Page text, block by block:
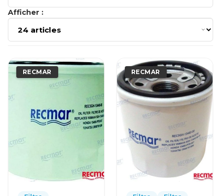
Afficher :
RECMAR RECMAR